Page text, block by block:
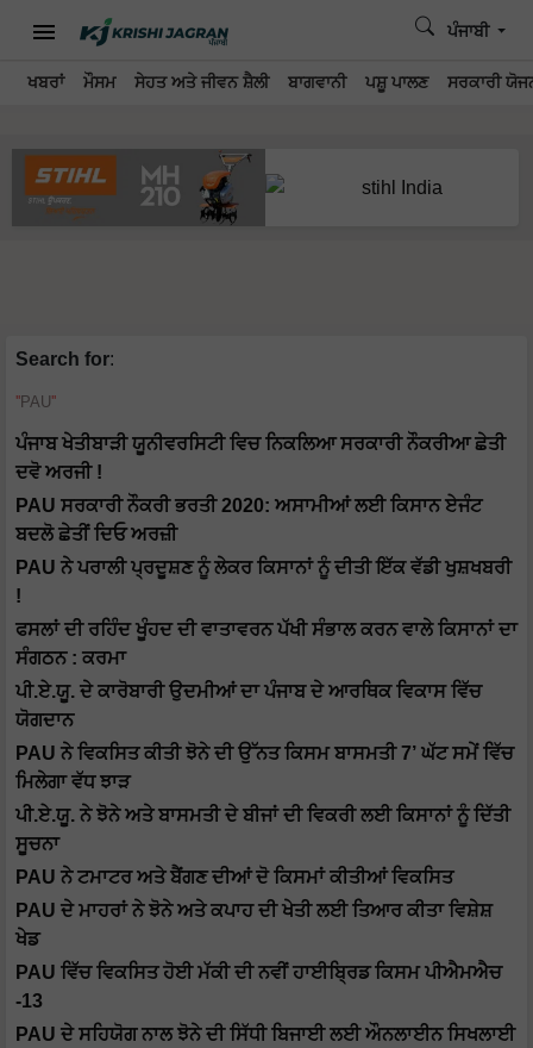
ਖਬਰਾਂ ਮੌਸਮ ਸੇਹਤ ਅਤੇ ਜੀਵਨ ਸ਼ੈਲੀ ਬਾਗਵਾਨੀ ਪਸ਼ੂ ਪਾਲਣ ਸਰਕਾਰੀ
ਪੰਜਾਬੀ
Search for:
PAU
ਪੰਜਾਬ ਖੇਤੀਬਾੜੀ ਯੂਨੀਵਰਸਿਟੀ ਵਿਚ ਨਿਕਲਿਆ ਸਰਕਾਰੀ ਨੌਕਰੀਆ ਛੇਤੀ
ਦਵੋ ਅਰਜੀ !
PAU ਸਰਕਾਰੀ ਨੌਕਰੀ ਭਰਤੀ 2020: ਅਸਾਮੀਆਂ ਲਈ ਕਿਸਾਨ ਏਜੰਟ
ਬਦਲੋ ਛੇਤੀਂ ਦਿਓ ਅਰਜ਼ੀ
PAU ਨੇ ਪਰਾਲੀ ਪ੍ਰਦੂਸ਼ਣ ਨੂੰ ਲੇਕਰ ਕਿਸਾਨਾਂ ਨੂੰ ਦੀਤੀ ਇੱਕ ਵੱਡੀ ਖੁਸ਼ਖਬਰੀ
!
ਫਸਲਾਂ ਦੀ ਰਹਿੰਦ ਖੂੰਹਦ ਦੀ ਵਾਤਾਵਰਨ ਪੱਖੀ ਸੰਭਾਲ ਕਰਨ ਵਾਲੇ ਕਿਸਾਨਾਂ ਦਾ
ਸੰਗਠਨ : ਕਰਮਾ
ਪੀ.ਏ.ਯੂ. ਦੇ ਕਾਰੋਬਾਰੀ ਉਦਮੀਆਂ ਦਾ ਪੰਜਾਬ ਦੇ ਆਰਥਿਕ ਵਿਕਾਸ ਵਿੱਚ
ਯੋਗਦਾਨ
PAU ਨੇ ਵਿਕਸਿਤ ਕੀਤੀ ਝੋਨੇ ਦੀ ਉੱਨਤ ਕਿਸਮ ਬਾਸਮਤੀ 7’ ਘੱਟ ਸਮੇਂ ਵਿੱਚ
ਮਿਲੇਗਾ ਵੱਧ ਝਾੜ
ਪੀ.ਏ.ਯੂ. ਨੇ ਝੋਨੇ ਅਤੇ ਬਾਸਮਤੀ ਦੇ ਬੀਜਾਂ ਦੀ ਵਿਕਰੀ ਲਈ ਕਿਸਾਨਾਂ ਨੂੰ ਦਿੱਤੀ
ਸੂਚਨਾ
PAU ਨੇ ਟਮਾਟਰ ਅਤੇ ਬੈਂਗਣ ਦੀਆਂ ਦੋ ਕਿਸਮਾਂ ਕੀਤੀਆਂ ਵਿਕਸਿਤ
PAU ਦੇ ਮਾਹਰਾਂ ਨੇ ਝੋਨੇ ਅਤੇ ਕਪਾਹ ਦੀ ਖੇਤੀ ਲਈ ਤਿਆਰ ਕੀਤਾ ਵਿਸ਼ੇਸ਼
ਖੇਡ
PAU ਵਿੱਚ ਵਿਕਸਿਤ ਹੋਈ ਮੱਕੀ ਦੀ ਨਵੀਂ ਹਾਈਬ੍ਰਿਡ ਕਿਸਮ ਪੀਐਮਐਚ
-13
PAU ਦੇ ਸਹਿਯੋਗ ਨਾਲ ਝੋਨੇ ਦੀ ਸਿੱਧੀ ਬਿਜਾਈ ਲਈ ਔਨਲਾਈਨ ਸਿਖਲਾਈ